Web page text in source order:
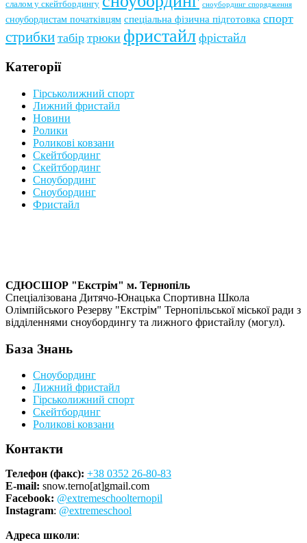
слалом у скейтбордингу сноубординг спорядження
сноубордистам початківцям спеціальна фізична підготовка спорт
стрибки табір трюки фристайл фрістайл
Категорії
Гірськолижний спорт
Лижний фристайл
Новини
Ролики
Роликові ковзани
Скейтбординг
Скейтбординг
Сноубординг
Сноубординг
Фристайл
СДЮСШОР "Екстрім" м. Тернопіль
Спеціалізована Дитячо-Юнацька Спортивна Школа
Олімпійського Резерву "Екстрім" Тернопільської міської ради з
відділеннями сноубордингу та лижного фристайлу (могул).
База Знань
Сноубординг
Лижний фристайл
Гірськолижний спорт
Скейтбординг
Роликові ковзани
Контакти
Телефон (факс): +38 0352 26-80-83
E-mail: snow.terno[at]gmail.com
Facebook: @extremeschoolternopil
Instagram: @extremeschool
Адреса школи: